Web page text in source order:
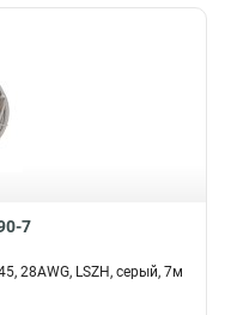
7
28AWG, LSZH, серый, 7м